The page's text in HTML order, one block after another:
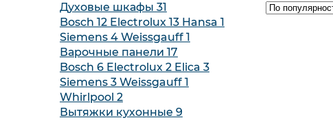
Духовые шкафы 31
Bosch 12 Electrolux 13 Hansa 1
Siemens 4 Weissgauff 1
Варочные панели 17
Bosch 6 Electrolux 2 Elica 3
Siemens 3 Weissgauff 1
Whirlpool 2
Вытяжки кухонные 9